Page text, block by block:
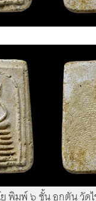
ย พิมพ์ ๖ ชั้น อกตัน วัด